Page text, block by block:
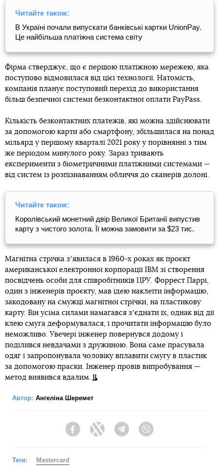
Читайте також:
В Україні почали випускати банківські картки UnionPay.
Це найбільша платіжна система світу
Фірма стверджує, що є першою платіжною мережею, яка
поступово відмовилася від цієї технології. Натомість,
компанія планує поступовий перехід до використання
більш безпечної системи безконтактної оплати PayPass.
Кількість безконтактних платежів, які можна здійснювати
за допомогою карти або смартфону, збільшилася на понад
мільярд у першому кварталі 2021 року у порівнянні з тим
же періодом минулого року. Зараз тривають
експерименти з біометричними платіжними системами —
від систем із розпізнаванням обличчя до сканерів долоні.
Читайте також:
Королівський монетний двір Великої Британії випустив
карту з чистого золота. Її можна замовити за $23 тис.
Магнітна стрічка зʼявилася в 1960-х роках як проєкт
американської електронної корпорації IBM зі створення
посвідчень особи для співробітників ЦРУ. Форрест Паррі,
один з інженерів проєкту, мав ідею наклеїти інформацію,
закодовану на смужці магнітної стрічки, на пластикову
карту. Він усіма силами намагався зʼєднати їх, однак від дії
клею смуга деформувалася, і прочитати інформацію було
неможливо. Увечері інженер повернувся додому і
поділився невдачами з дружиною. Вона саме прасувала
одяг і запропонувала чоловіку вплавити смугу в пластик
за допомогою праски. Інженер провів випробування —
метод виявився вдалим.
Автор: Ангеліна Шеремет
FacebookTwitter Telegram
Теги: Mastercard